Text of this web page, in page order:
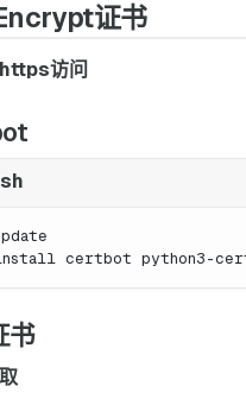
证书
访问
certbot python3-
书